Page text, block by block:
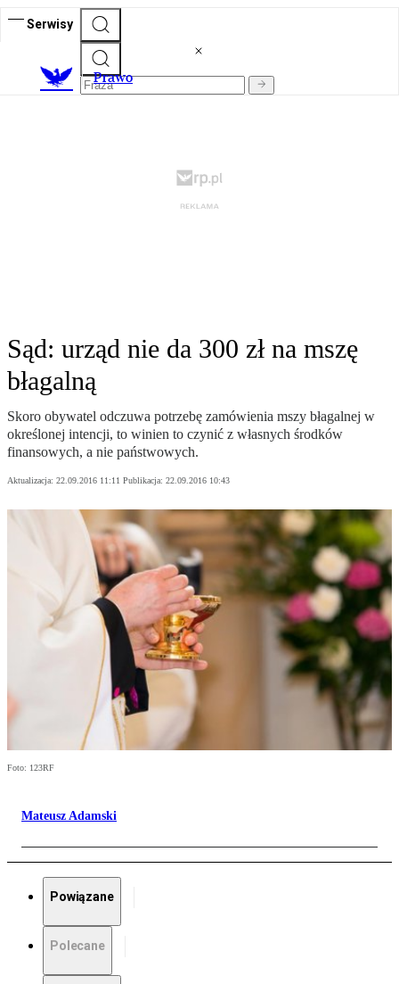
Serwisy
Prawo
Sąd: urząd nie da 300 zł na mszę
błagalną
Skoro obywatel odczuwa potrzebę zamówienia mszy błagalnej w
określonej intencji, to winien to czynić z własnych środków
finansowych, a nie państwowych.
Aktualizacja: 22.09.2016 11:11 Publikacja: 22.09.2016 10:43
Foto: 123RF
Mateusz Adamski
Powiązane
Polecane